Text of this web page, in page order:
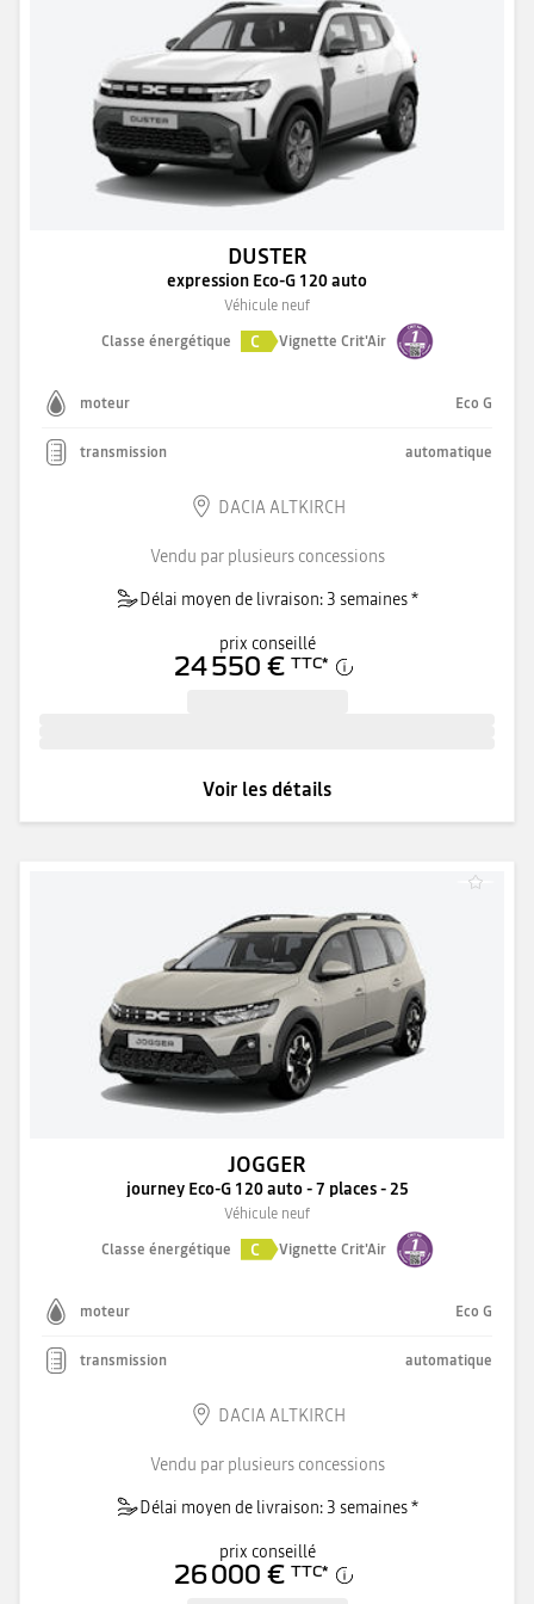
DUSTER
expression Eco-G 120 auto
Véhicule neuf
Classe énergétique
C Vignette Crit'Air
moteur Eco G
transmission automatique
DACIA ALTKIRCH
Vendu par plusieurs concessions
Délai moyen de livraison: 3 semaines *
prix conseillé
24 550 € TTC*
Voir les détails
JOGGER
journey Eco-G 120 auto - 7 places - 25
Véhicule neuf
Classe énergétique
C Vignette Crit'Air
moteur Eco G
transmission automatique
DACIA ALTKIRCH
Vendu par plusieurs concessions
Délai moyen de livraison: 3 semaines *
prix conseillé
26 000 € TTC*